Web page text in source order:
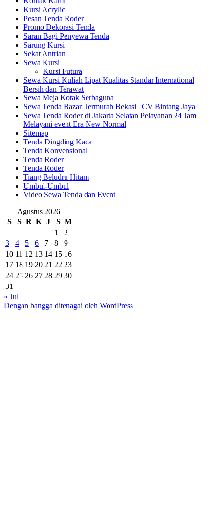
Kursi Acrylic
Pesan Tenda Roder
Promo Dekorasi Tenda
Saran Bagi Penyewa Tenda
Sarung Kursi
Sekat Antrian
Sewa Kursi
Kursi Futura
Sewa Kursi Kuliah Lipat Kualitas Standar International
Bersih dan Terawat
Sewa Meja Kotak Serbaguna
Sewa Tenda Bazar Termurah Bekasi | CV Bintang Jaya
Sewa Tenda Roder di Jakarta Selatan Pelayanan 24 Jam
Melayani event Era New Normal
Sitemap
Tenda Dingding Kaca
Tenda Konvensional
Tenda Roder
Tenda Roder
Tiang Beludru Hitam
Umbul-Umbul
Video Sewa Tenda dan Event
Agustus 2026
S
S R K J S M
1
2
3
4 5 6 7 8
9
10 11 12 13 14 15 16
17 18 19 20 21 22 23
24 25 26 27 28 29 30
31
« Jul
Dengan bangga ditenagai oleh WordPress